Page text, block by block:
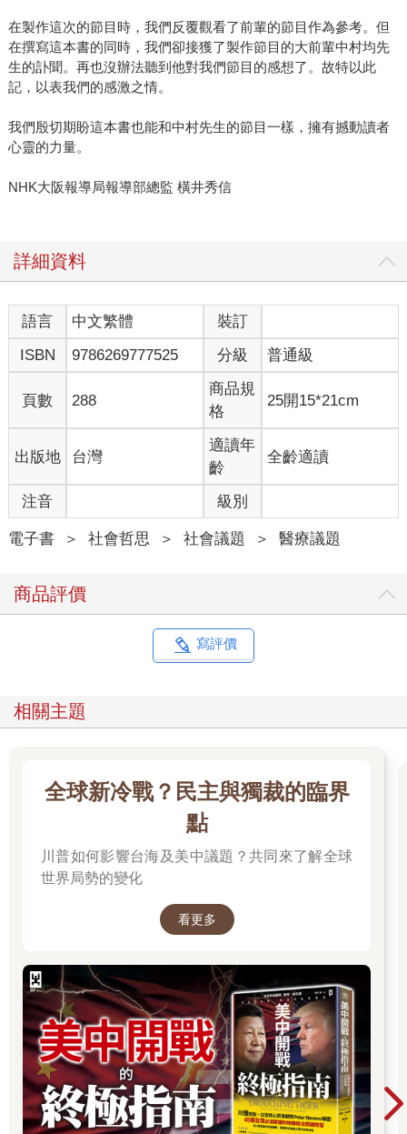
在製作這次的節目時，我們反覆觀看了前輩的節目作為參考。但
在撰寫這本書的同時，我們卻接獲了製作節目的大前輩中村均先
生的訃聞。再也沒辦法聽到他對我們節目的感想了。故特以此
記，以表我們的感激之情。
我們殷切期盼這本書也能和中村先生的節目一樣，擁有撼動讀者
心靈的力量。
NHK大阪報導局報導部總監 橫井秀信
詳細資料
語言 中文繁體
裝訂
ISBN
9786269777525 分級 普通級
頁數 288
商品規
格
25開15*21cm
出版地 台灣
適讀年
齡
全齡適讀
注音 級別
電子書 ＞ 社會哲思 ＞ 社會議題 ＞ 醫療議題
商品評價
寫評價
相關主題
全球新冷戰？民主與獨裁的臨界
點
川普如何影響台海及美中議題？共同來了解全球
世界局勢的變化
看更多